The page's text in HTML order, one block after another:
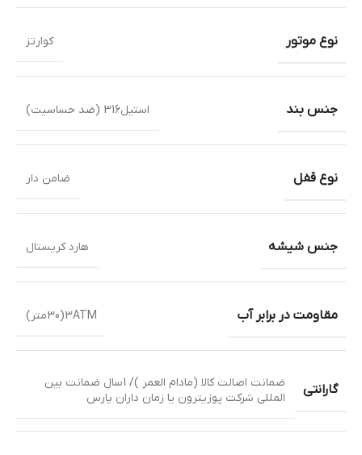
نوع موتور کوارتز
جنس بند استیل316 (ضد حساسیت)
نوع قفل ضامن دار
جنس شیشه هارد کریستال
مقاومت در برابر آب 3ATM(30متر)
گارانتی
ضمانت اصالت کالا (مادام العمر )/ 1سال ضمانت بین
المللی شرکت پوزیترون یا زمان داران پارس